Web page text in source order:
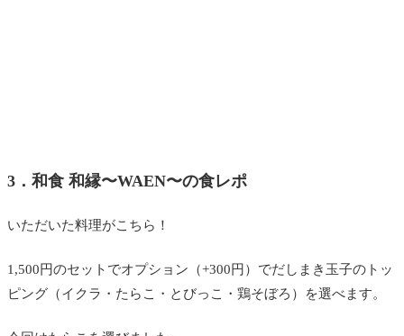
3．和食 和縁〜WAEN〜の食レポ
いただいた料理がこちら！
1,500円のセットでオプション（+300円）でだしまき玉子のトッ
ピング（イクラ・たらこ・とびっこ・鶏そぼろ）を選べます。